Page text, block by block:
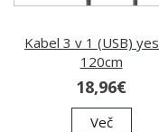
Kabel 3 v 1 (USB)
120cm
18,96€
Več